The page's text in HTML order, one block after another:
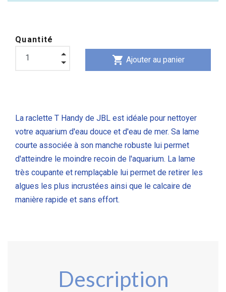
Quantité
shopping_cart Ajouter au panier
La raclette T Handy de JBL est idéale pour nettoyer
votre aquarium d'eau douce et d'eau de mer. Sa lame
courte associée à son manche robuste lui permet
d'atteindre le moindre recoin de l'aquarium. La lame
très coupante et remplaçable lui permet de retirer les
algues les plus incrustées ainsi que le calcaire de
manière rapide et sans effort.
Description